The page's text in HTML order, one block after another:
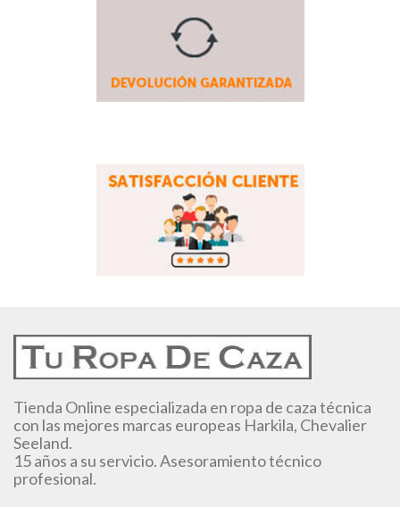
Tienda Online especializada en ropa de caza técnica
con las mejores marcas europeas Harkila, Chevalier
Seeland.
15 años a su servicio. Asesoramiento técnico
profesional.